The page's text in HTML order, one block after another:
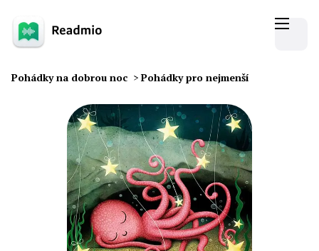
Pohádky na dobrou noc > Pohádky pro nejmenší